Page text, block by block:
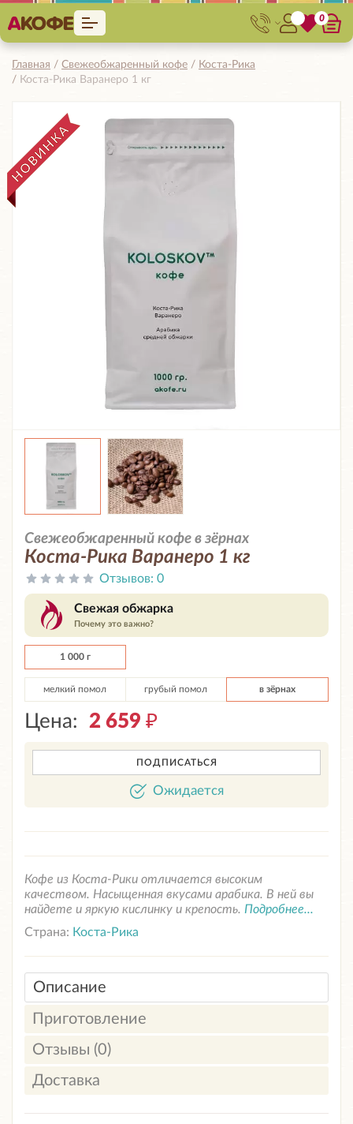
0
Главная Свежеобжаренный кофе
Коста-Рика
Коста-Рика Варанеро 1 кг
Свежеобжаренный кофе в зёрнах
Коста-Рика Варанеро 1 кг
Отзывов: 0
Свежая обжарка
Почему это важно?
1 000 г
мелкий помол грубый помол в зёрнах
Цена: 2 659 ₽
ПОДПИСАТЬСЯ
Ожидается
Кофе из Коста-Рики отличается высоким
качеством. Насыщенная вкусами арабика. В ней вы
найдете и яркую кислинку и крепость. Подробнее...
Страна: Коста-Рика
Описание
Приготовление
Отзывы (0)
Доставка